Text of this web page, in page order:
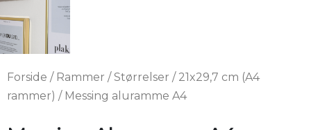
Forside / Rammer /Størrelser / 21x29,7 cm (A4
rammer) / Messing aluramme A4